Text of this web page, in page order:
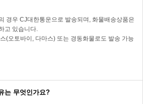
경우 CJ대한통운으로 발송되며, 화물배송상품은
고 있습니다.
(오토바이, 다마스) 또는 경동화물로도 발송 가능
는 무엇인가요?